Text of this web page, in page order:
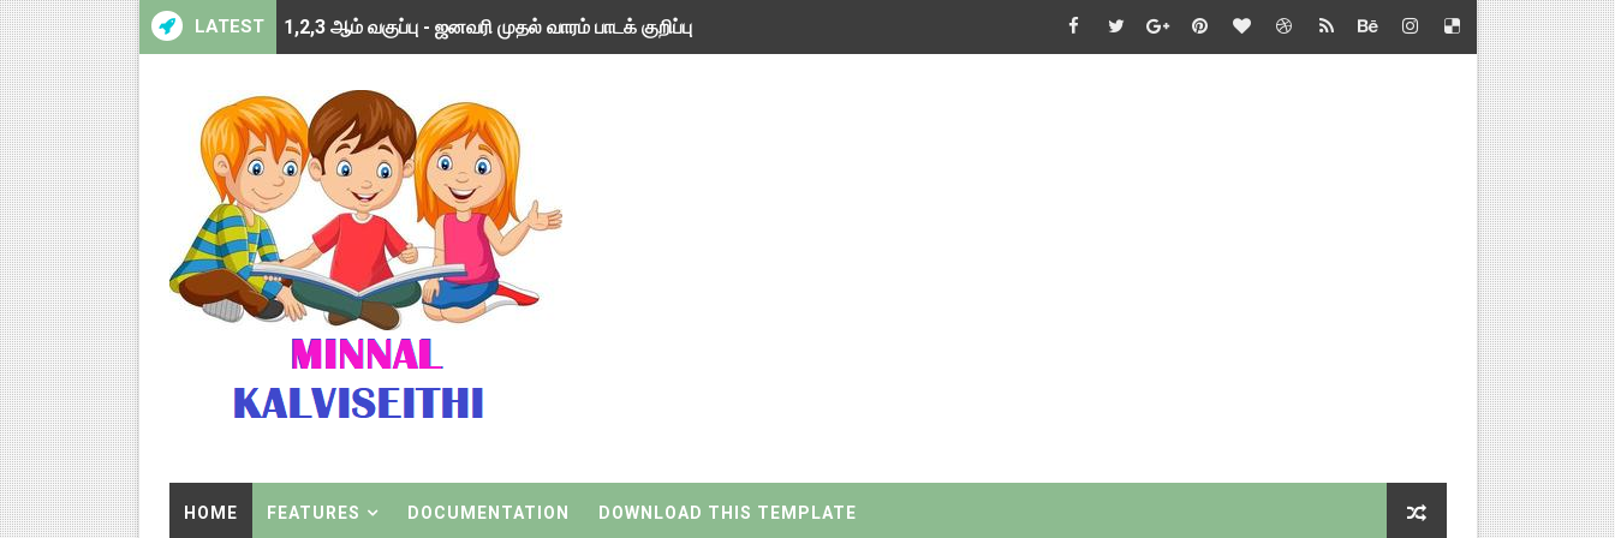
LATEST
4 & 5 ஆம் வகுப்பிற்கான 3 ஆம் பருவ ( 2024 - 2025 ) ஆசிரியர் கையேடு இணைப்புகள்
1,2,3 ஆம் வகுப்பிற்கான 3 ஆம் பருவ ( 2024 - 2025 ) ஆசிரியர் கையேடு இணைப்புகள்
1 முதல் 5 ஆம் வகுப்பு இரண்டாம் பருவத் தொகுத்தறி மதிப்பெண்கள் - TNSED செயலியில் உள்ளீடு செய்தல் - வழிகாட்டி நெறிமுறைகள் சார்பு - தொடக்கக் கல்வி
பள்ளிக்கல்வித்துறை - அனைத்து வகை ஆசிரியர் மற்றும் ஆசிரியர் அல்லாதோர் களஞ்சியம் செயலி பயன்பாடு சார்பு - பள்ளிக்கல்வி இயக்குநர் செயல்முறைகள்
மணற்கேணி செயலி பயன்பாடு- SMC கூட்டங்கள் - ஒன்றியந்தோறும் சிறந்த ஆசிரியர்களை தெரிவு செய்தல் - அறிவுரை வழங்குதல் சார்பு - தொடக்கக் கல்வி இயக்குநர்
TNPSC - முந்தைய ஆண்டு வினாக்கள் - ஊர்ப் பெயர்களின் மரூஉ
HOME FEATURES DOCUMENTATION DOWNLOAD THIS TEMPLATE